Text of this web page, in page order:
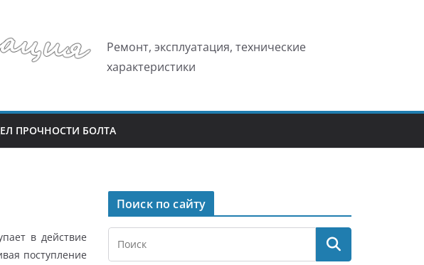
Ремонт, эксплуатация, технические
характеристики
ПРОЧНОСТИ БОЛТА
в действие
поступление
Поиск по сайту